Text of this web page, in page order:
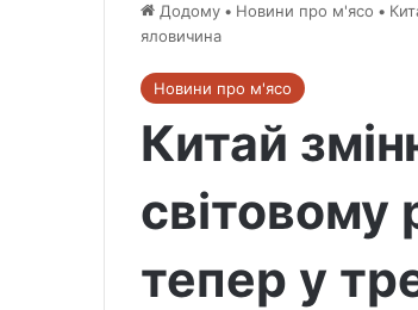
Додому • Новини про м'ясо •
яловичина
Новини про м'ясо
Китай
світовому
тепер у